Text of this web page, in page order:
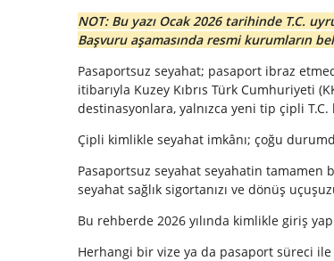
NOT: Bu yazı Ocak 2026 tarihinde T.C.
Başvuru aşamasında resmi kurumların
Pasaportsuz seyahat; pasaport ibraz
itibarıyla Kuzey Kıbrıs Türk Cumhuriyeti
destinasyonlara, yalnızca yeni tip çipli
Çipli kimlikle seyahat imkânı; çoğu
Pasaportsuz seyahat seyahatin
seyahat sağlık sigortanızı ve dönüş
Bu rehberde 2026 yılında kimlikle giriş
Herhangi bir vize ya da pasaport süreci